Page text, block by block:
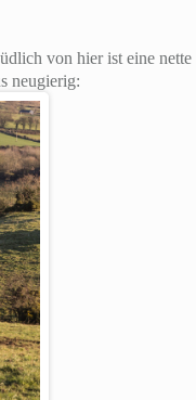
von hier ist eine nette
neugierig: